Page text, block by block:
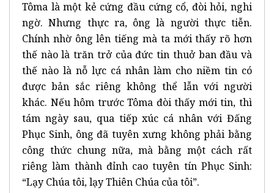
Tôma là một kẻ cứng đầu cứng cổ, đòi hỏi, nghi
ngờ. Nhưng thực ra, ông là người thực tiễn.
Chính nhờ ông lên tiếng mà ta mới thấy rõ hơn
thế nào là trăn trở của đức tin thuở ban đầu và
thế nào là nỗ lực cá nhân làm cho niềm tin có
được bản sắc riêng không thể lẫn với người
khác. Nếu hôm trước Tôma đòi thấy mới tin, thì
tám ngày sau, qua tiếp xúc cá nhân với Đấng
Phục Sinh, ông đã tuyên xưng không phải bằng
công thức chung nữa, mà bằng một cách rất
riêng làm thành đỉnh cao tuyên tín Phục Sinh:
“Lạy Chúa tôi, lạy Thiên Chúa của tôi”.